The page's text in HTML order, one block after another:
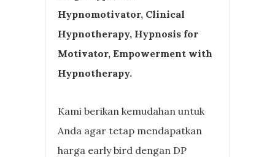
Hypnomotivator, Clinical
Hypnotherapy, Hypnosis for
Motivator, Empowerment with
Hypnotherapy.
Kami berikan kemudahan untuk
Anda agar tetap mendapatkan
harga early bird dengan DP